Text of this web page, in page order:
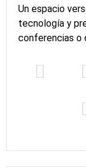
Un espacio
tecnología y
conferencias o